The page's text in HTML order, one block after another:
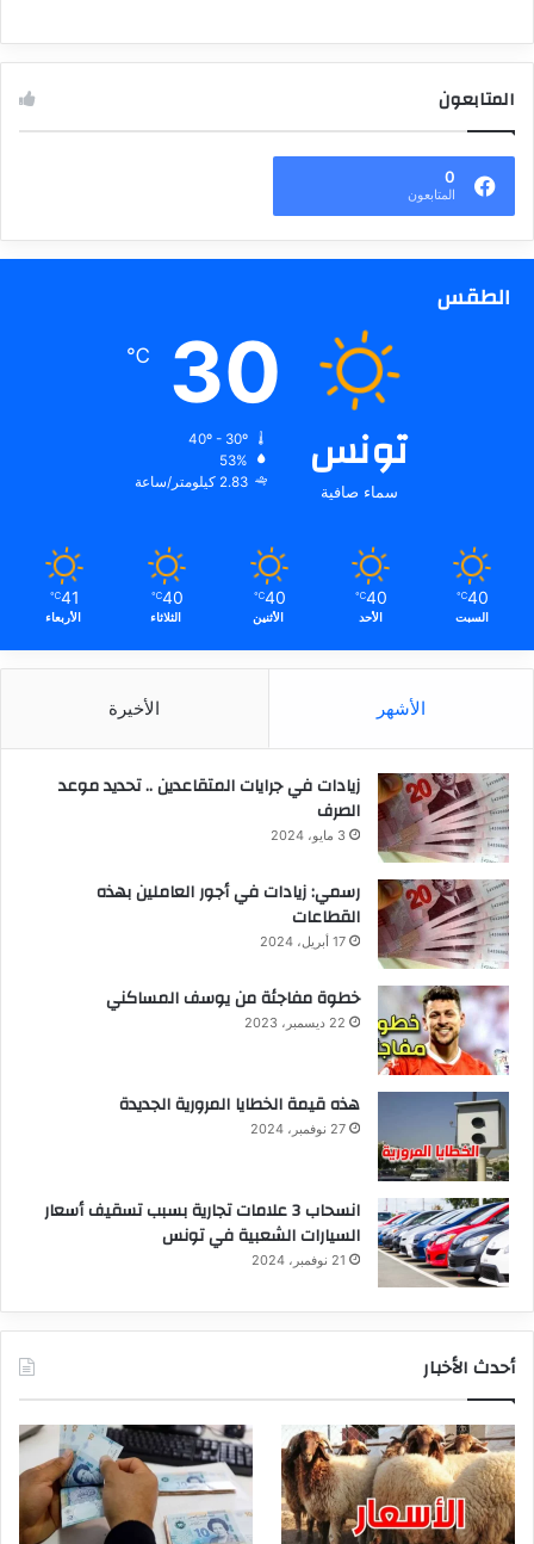
المتابعون
0
المتابعون
الطقس
تونس
سماء صافية
30
℃
53%
2.83 كيلومتر/ساعة
40
℃
السبت
40
℃
الأحد
40
℃
الأثنين
40
℃
الثلاثاء
41
℃
الأربعاء
الأشهر الأخيرة
زيادات في جرايات المتقاعدين .. تحديد موعد
الصرف
3 مايو، 2024
رسمي: زيادات في أجور العاملين بهذه
القطاعات
17 أبريل، 2024
خطوة مفاجئة من يوسف المساكني
22 ديسمبر، 2023
هذه قيمة الخطايا المرورية الجديدة
27 نوفمبر، 2024
انسحاب 3 علامات تجارية بسبب تسقيف أسعار
السيارات الشعبية في تونس
21 نوفمبر، 2024
أحدث الأخبار